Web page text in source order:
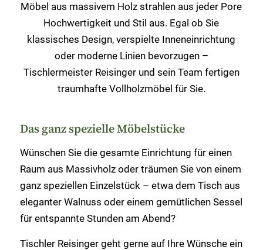
Möbel aus massivem Holz strahlen aus jeder Pore
Hochwertigkeit und Stil aus. Egal ob Sie
klassisches Design, verspielte Inneneinrichtung
oder moderne Linien bevorzugen –
Tischlermeister Reisinger und sein Team fertigen
traumhafte Vollholzmöbel für Sie.
Das ganz spezielle Möbelstücke
Wünschen Sie die gesamte Einrichtung für einen
Raum aus Massivholz oder träumen Sie von einem
ganz speziellen Einzelstück – etwa dem Tisch aus
eleganter Walnuss oder einem gemütlichen Sessel
für entspannte Stunden am Abend?
Tischler Reisinger geht gerne auf Ihre Wünsche ein